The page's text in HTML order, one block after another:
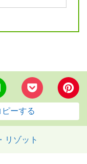
ーする
リゾット